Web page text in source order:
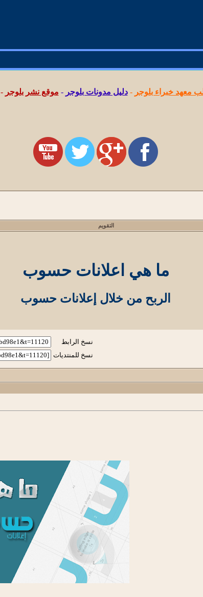
معهد خبراء بلوجر -دليل مدونات بلوجر - موقع نشر بلوجر -
التقويم
ما هي اعلانات حسوب
الربح من خلال إعلانات حسوب
نسخ الرابط
نسخ للمنتديات